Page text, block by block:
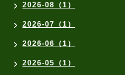
2026-08（1）
2026-07（1）
2026-06（1）
2026-05（1）